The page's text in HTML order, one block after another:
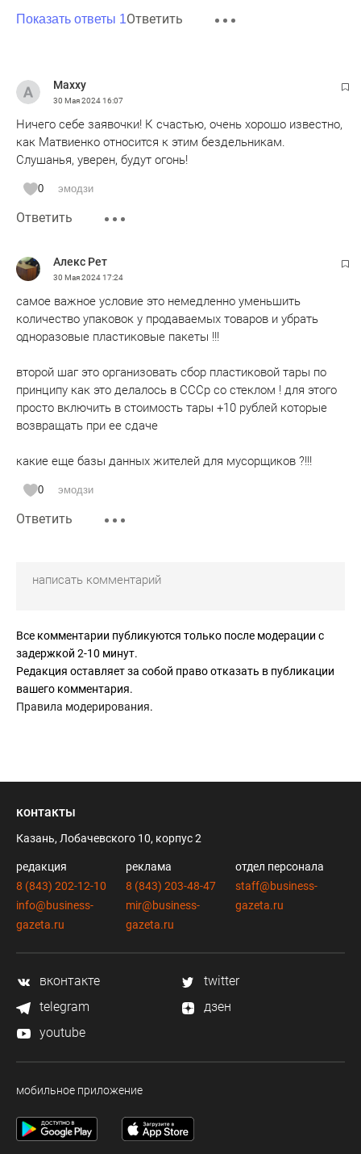
была до реформы, до января 2019...
Показать ответы 1Ответить
Maxxy
30 Мая 202416:07
Ничего себе заявочки! К счастью, очень хорошо известно,
как Матвиенко относится к этим бездельникам.
Слушанья, уверен, будут огонь!
0 эмодзи
Ответить
Алекс Рет
30 Мая 202417:24
самое важное условие это немедленно уменьшить
количество упаковок у продаваемых товаров и убрать
одноразовые пластиковые пакеты !!!
второй шаг это организовать сбор пластиковой тары по
принципу как это делалось в СССр со стеклом ! для этого
просто включить в стоимость тары +10 рублей которые
возвращать при ее сдаче
какие еще базы данных жителей для мусорщиков ?!!!
0 эмодзи
Ответить
Все комментарии публикуются только после модерации с
задержкой 2-10 минут.
Редакция оставляет за собой право отказать в публикации
вашего комментария.
Правила модерирования.
контакты
Казань, Лобачевского 10, корпус 2
редакция
8 (843) 202-12-10
info@business-
gazeta.ru
реклама
8 (843) 203-48-47
mir@business-
gazeta.ru
отдел персонала
staff@business-
gazeta.ru
вконтакте
twitter
telegram
дзен
youtube
мобильное приложение